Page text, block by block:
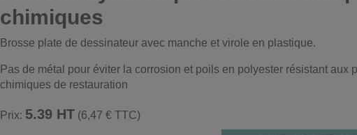
chimiques
Brosse plate de dessinateur avec manche et virole en plastique.
Pas de métal pour éviter la corrosion et poils en polyester résistant aux
chimiques de restauration
Prix: 5.39 HT (6,47 € TTC)